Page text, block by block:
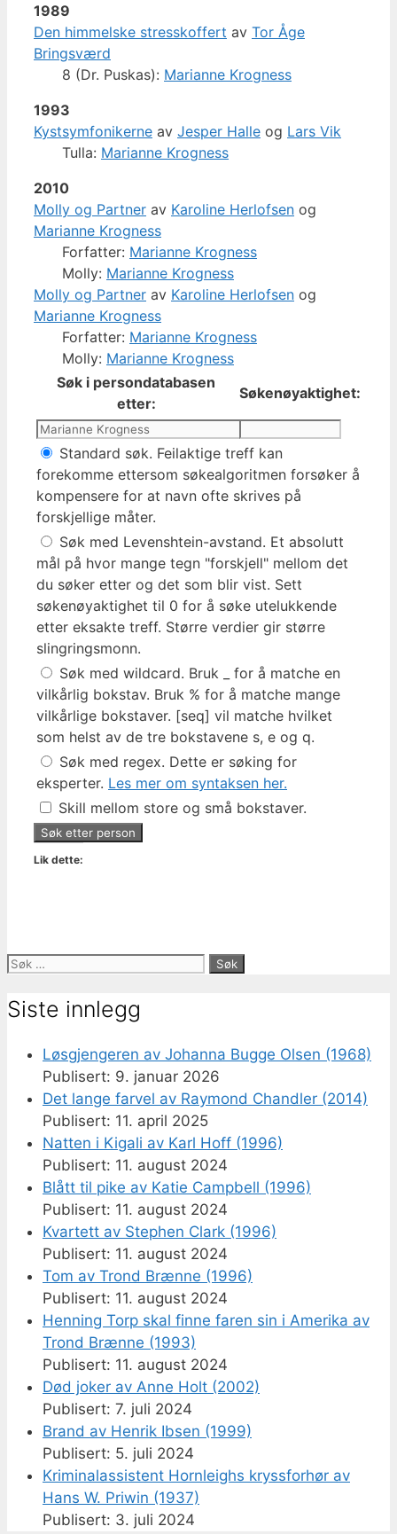
1989
Den himmelske stresskoffert av Tor Åge
Bringsværd
8 (Dr. Puskas): Marianne Krogness
1993
Kystsymfonikerne av Jesper Halle og Lars Vik
Tulla: Marianne Krogness
2010
Molly og Partner av Karoline Herlofsen og
Marianne Krogness
Forfatter: Marianne Krogness
Molly: Marianne Krogness
Molly og Partner av Karoline Herlofsen og
Marianne Krogness
Forfatter: Marianne Krogness
Molly: Marianne Krogness
Søk i persondatabasen
etter:
Søkenøyaktighet:
Standard søk. Feilaktige treff kan
forekomme ettersom søkealgoritmen forsøker å
kompensere for at navn ofte skrives på
forskjellige måter.
Søk med Levenshtein-avstand. Et absolutt
mål på hvor mange tegn "forskjell" mellom det
du søker etter og det som blir vist. Sett
søkenøyaktighet til 0 for å søke utelukkende
etter eksakte treff. Større verdier gir større
slingringsmonn.
Søk med wildcard. Bruk _ for å matche en
vilkårlig bokstav. Bruk % for å matche mange
vilkårlige bokstaver. [seq] vil matche hvilket
som helst av de tre bokstavene s, e og q.
Søk med regex. Dette er søking for
eksperter. Les mer om syntaksen her.
Skill mellom store og små bokstaver.
Lik dette:
Søk
Siste innlegg
Løsgjengeren av Johanna Bugge Olsen (1968)
9. januar 2026
Det lange farvel av Raymond Chandler (2014)
11. april 2025
Natten i Kigali av Karl Hoff (1996)
11. august 2024
Blått til pike av Katie Campbell (1996)
11. august 2024
Kvartett av Stephen Clark (1996)
11. august 2024
Tom av Trond Brænne (1996)
11. august 2024
Henning Torp skal finne faren sin i Amerika av
Trond Brænne (1993)
11. august 2024
Død joker av Anne Holt (2002)
7. juli 2024
Brand av Henrik Ibsen (1999)
5. juli 2024
Kriminalassistent Hornleighs kryssforhør av
Hans W. Priwin (1937)
3. juli 2024